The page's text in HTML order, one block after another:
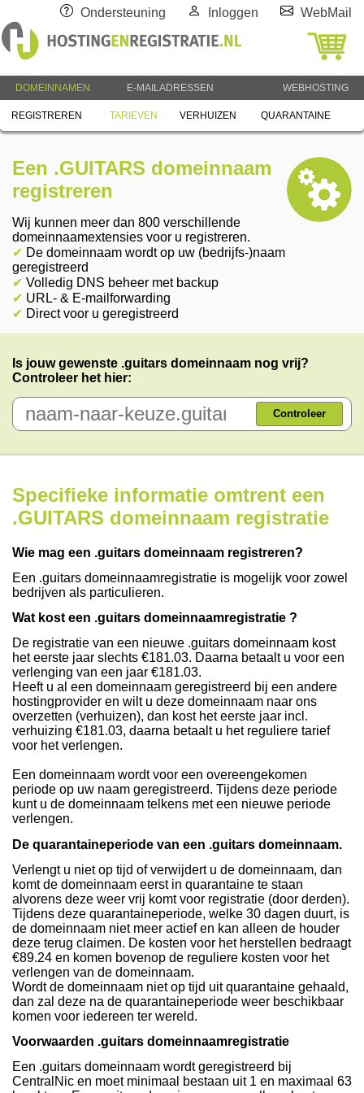
Ondersteuning Inloggen WebMail
DOMEINNAMEN E-MAILADRESSEN WEBHOSTING
REGISTREREN TARIEVEN VERHUIZEN QUARANTAINE
Een .GUITARS domeinnaam
registreren
Wij kunnen meer dan 800 verschillende
domeinnaamextensies voor u registreren.
✔ De domeinnaam wordt op uw (bedrijfs-)naam
geregistreerd
✔ Volledig DNS beheer met backup
✔ URL- & E-mailforwarding
✔ Direct voor u geregistreerd
Is jouw gewenste .guitars domeinnaam nog vrij?
Controleer het hier:
Controleer
Specifieke informatie omtrent een
.GUITARS domeinnaam registratie
Wie mag een .guitars domeinnaam registreren?
Een .guitars domeinnaamregistratie is mogelijk voor zowel
bedrijven als particulieren.
Wat kost een .guitars domeinnaamregistratie ?
De registratie van een nieuwe .guitars domeinnaam kost
het eerste jaar slechts €181.03. Daarna betaalt u voor een
verlenging van een jaar €181.03.
Heeft u al een domeinnaam geregistreerd bij een andere
hostingprovider en wilt u deze domeinnaam naar ons
overzetten (verhuizen), dan kost het eerste jaar incl.
verhuizing €181.03, daarna betaalt u het reguliere tarief
voor het verlengen.
Een domeinnaam wordt voor een overeengekomen
periode op uw naam geregistreerd. Tijdens deze periode
kunt u de domeinnaam telkens met een nieuwe periode
verlengen.
De quarantaineperiode van een .guitars domeinnaam.
Verlengt u niet op tijd of verwijdert u de domeinnaam, dan
komt de domeinnaam eerst in quarantaine te staan
alvorens deze weer vrij komt voor registratie (door derden).
Tijdens deze quarantaineperiode, welke 30 dagen duurt, is
de domeinnaam niet meer actief en kan alleen de houder
deze terug claimen. De kosten voor het herstellen bedraagt
€89.24 en komen bovenop de reguliere kosten voor het
verlengen van de domeinnaam.
Wordt de domeinnaam niet op tijd uit quarantaine gehaald,
dan zal deze na de quarantaineperiode weer beschikbaar
komen voor iedereen ter wereld.
Voorwaarden .guitars domeinnaamregistratie
Een .guitars domeinnaam wordt geregistreerd bij
CentralNic en moet minimaal bestaan uit 1 en maximaal 63